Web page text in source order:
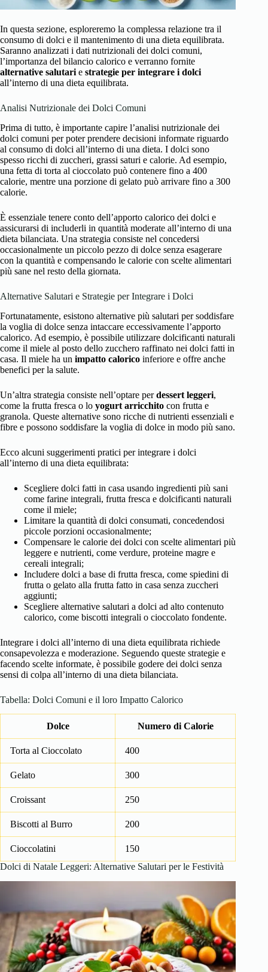
In questa sezione, esploreremo la complessa relazione tra il
consumo di dolci e il mantenimento di una dieta equilibrata.
Saranno analizzati i dati nutrizionali dei dolci comuni,
l’importanza del bilancio calorico e verranno fornite
alternative salutari e strategie per integrare i dolci
all’interno di una dieta equilibrata.
Analisi Nutrizionale dei Dolci Comuni
Prima di tutto, è importante capire l’analisi nutrizionale dei
dolci comuni per poter prendere decisioni informate riguardo
al consumo di dolci all’interno di una dieta. I dolci sono
spesso ricchi di zuccheri, grassi saturi e calorie. Ad esempio,
una fetta di torta al cioccolato può contenere fino a 400
calorie, mentre una porzione di gelato può arrivare fino a 300
calorie.
È essenziale tenere conto dell’apporto calorico dei dolci e
assicurarsi di includerli in quantità moderate all’interno di una
dieta bilanciata. Una strategia consiste nel concedersi
occasionalmente un piccolo pezzo di dolce senza esagerare
con la quantità e compensando le calorie con scelte alimentari
più sane nel resto della giornata.
Alternative Salutari e Strategie per Integrare i Dolci
Fortunatamente, esistono alternative più salutari per soddisfare
la voglia di dolce senza intaccare eccessivamente l’apporto
calorico. Ad esempio, è possibile utilizzare dolcificanti naturali
come il miele al posto dello zucchero raffinato nei dolci fatti in
casa. Il miele ha un impatto calorico inferiore e offre anche
benefici per la salute.
Un’altra strategia consiste nell’optare perdessert leggeri,
come la frutta fresca o lo yogurt arricchito con frutta e
granola. Queste alternative sono ricche di nutrienti essenziali e
fibre e possono soddisfare la voglia di dolce in modo più sano.
Ecco alcuni suggerimenti pratici per integrare i dolci
all’interno di una dieta equilibrata:
Scegliere dolci fatti in casa usando ingredienti più sani
come farine integrali, frutta fresca e dolcificanti naturali
come il miele;
Limitare la quantità di dolci consumati, concedendosi
piccole porzioni occasionalmente;
Compensare le calorie dei dolci con scelte alimentari più
leggere e nutrienti, come verdure, proteine magre e
cereali integrali;
Includere dolci a base di frutta fresca, come spiedini di
frutta o gelato alla frutta fatto in casa senza zuccheri
aggiunti;
Scegliere alternative salutari a dolci ad alto contenuto
calorico, come biscotti integrali o cioccolato fondente.
Integrare i dolci all’interno di una dieta equilibrata richiede
consapevolezza e moderazione. Seguendo queste strategie e
facendo scelte informate, è possibile godere dei dolci senza
sensi di colpa all’interno di una dieta bilanciata.
Tabella: Dolci Comuni e il loro Impatto Calorico
Dolce Numero di Calorie
Torta al Cioccolato 400
Gelato 300
Croissant 250
Biscotti al Burro 200
Cioccolatini
150
Dolci di Natale Leggeri: Alternative Salutari per le Festività